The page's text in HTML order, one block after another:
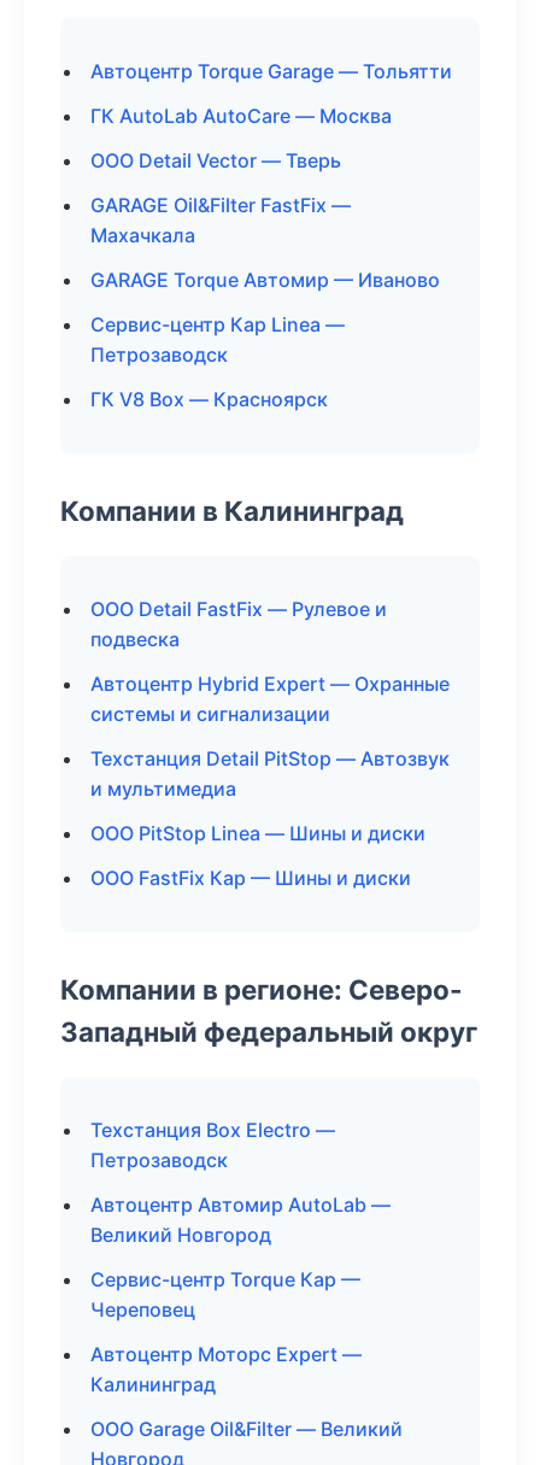
Автоцентр Torque Garage — Тольятти
ГК AutoLab AutoCare — Москва
ООО Detail Vector — Тверь
GARAGE Oil&Filter FastFix —
Махачкала
GARAGE Torque Автомир — Иваново
Сервис-центр Кар Linea —
Петрозаводск
ГК V8 Box — Красноярск
Компании в Калининград
ООО Detail FastFix — Рулевое и
подвеска
Автоцентр Hybrid Expert — Охранные
системы и сигнализации
Техстанция Detail PitStop — Автозвук
и мультимедиа
ООО PitStop Linea — Шины и диски
ООО FastFix Кар — Шины и диски
Компании в регионе: Северо-
Западный федеральный округ
Техстанция Box Electro —
Петрозаводск
Автоцентр Автомир AutoLab —
Великий Новгород
Сервис-центр Torque Кар —
Череповец
Автоцентр Моторс Expert —
Калининград
ООО Garage Oil&Filter — Великий
Новгород